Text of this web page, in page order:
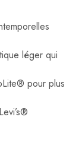
léger qui
pour plus